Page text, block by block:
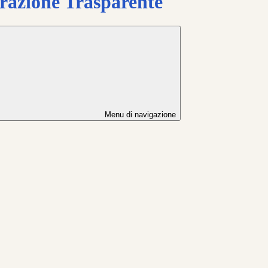
Menu di navigazione